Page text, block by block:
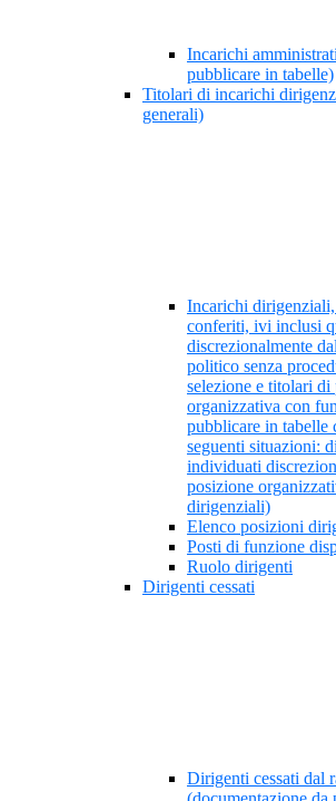
Incarichi
pubblicare in tabelle)
Titolari di incarichi
generali)
Incarichi
conferiti, ivi inclusi
discrezionalmente
politico senza
selezione e titolari di
organizzativa con
pubblicare in tabelle
seguenti situazioni:
individuati
posizione
dirigenziali)
Elenco posizioni
Posti di funzione
Ruolo dirigenti
Dirigenti cessati
Dirigenti cessati dal